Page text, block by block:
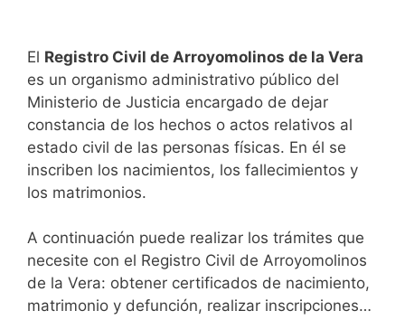
El Registro Civil de Arroyomolinos de la Vera
es un organismo administrativo público del
Ministerio de Justicia encargado de dejar
constancia de los hechos o actos relativos al
estado civil de las personas físicas. En él se
inscriben los nacimientos, los fallecimientos y
los matrimonios.
A continuación puede realizar los trámites que
necesite con el Registro Civil de Arroyomolinos
de la Vera: obtener certificados de nacimiento,
matrimonio y defunción, realizar inscripciones…